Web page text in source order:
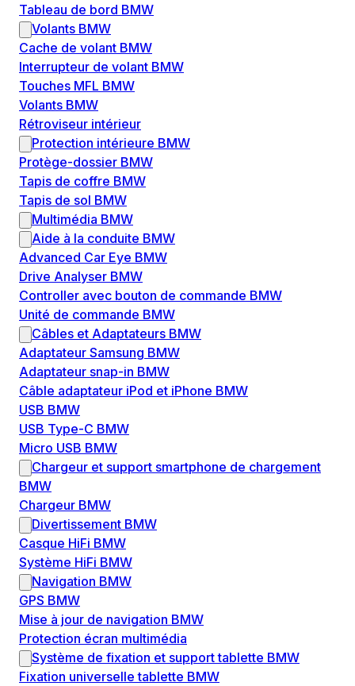
Tableau de bord BMW
Volants BMW
Cache de volant BMW
Interrupteur de volant BMW
Touches MFL BMW
Volants BMW
Rétroviseur intérieur
Protection intérieure BMW
Protège-dossier BMW
Tapis de coffre BMW
Tapis de sol BMW
Multimédia BMW
Aide à la conduite BMW
Advanced Car Eye BMW
Drive Analyser BMW
Controller avec bouton de commande BMW
Unité de commande BMW
Câbles et Adaptateurs BMW
Adaptateur Samsung BMW
Adaptateur snap-in BMW
Câble adaptateur iPod et iPhone BMW
USB BMW
USB Type-C BMW
Micro USB BMW
Chargeur et support smartphone de chargement
BMW
Chargeur BMW
Divertissement BMW
Casque HiFi BMW
Système HiFi BMW
Navigation BMW
GPS BMW
Mise à jour de navigation BMW
Protection écran multimédia
Système de fixation et support tablette BMW
Fixation universelle tablette BMW